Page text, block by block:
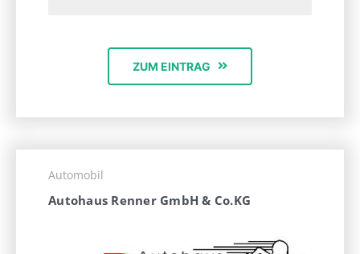
ZUM EINTRAG
Automobil
Autohaus Renner GmbH & Co.KG